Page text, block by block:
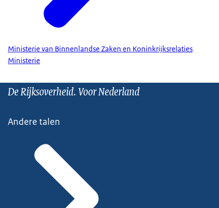
Ministerie van Binnenlandse Zaken en Koninkrijksrelaties
Ministerie
De Rijksoverheid. Voor Nederland
Andere talen